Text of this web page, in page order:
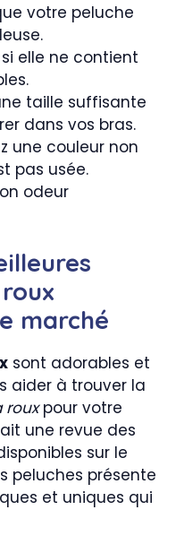
votre peluche
elle ne contient
taille suffisante
dans vos bras.
une couleur non
pas usée.
odeur
marché
sont adorables et
aider à trouver la
rouxpour votre
une revue des
sur le
peluches présente
et uniques qui